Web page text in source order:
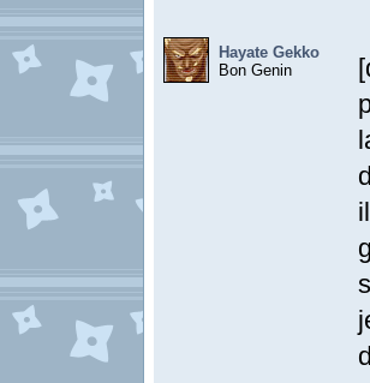
Hayate Gekko
Bon Genin